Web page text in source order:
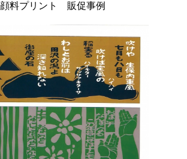
顔料プリント 販促事例